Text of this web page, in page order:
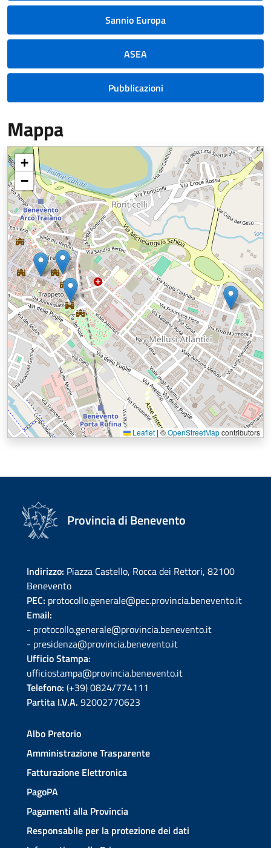
Sannio Europa
ASEA
Pubblicazioni
Mappa
+
−
Leaflet |©OpenStreetMapcontributors
Provincia di Benevento
Indirizzo: Piazza Castello, Rocca dei Rettori, 82100
Benevento
PEC: protocollo.generale@pec.provincia.benevento.it
Email:
- protocollo.generale@provincia.benevento.it
- presidenza@provincia.benevento.it
Ufficio Stampa:
ufficiostampa@provincia.benevento.it
Telefono: (+39) 0824/774111
Partita I.V.A. 92002770623
Albo Pretorio
Amministrazione Trasparente
Fatturazione Elettronica
PagoPA
Pagamenti alla Provincia
Responsabile per la protezione dei dati